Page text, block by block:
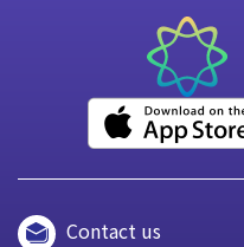
Contact us